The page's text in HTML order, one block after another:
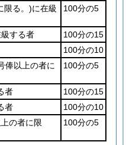
限る。)に在級
100分の5
する者
100分の15
100分の10
俸以上の者に
100分の5
者
100分の15
者
100分の10
の者に限
100分の5